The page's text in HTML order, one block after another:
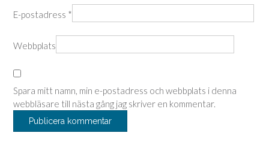
E-postadress *
Webbplats
Spara mitt namn, min e-postadress och webbplats i denna
webbläsare till nästa gång jag skriver en kommentar.